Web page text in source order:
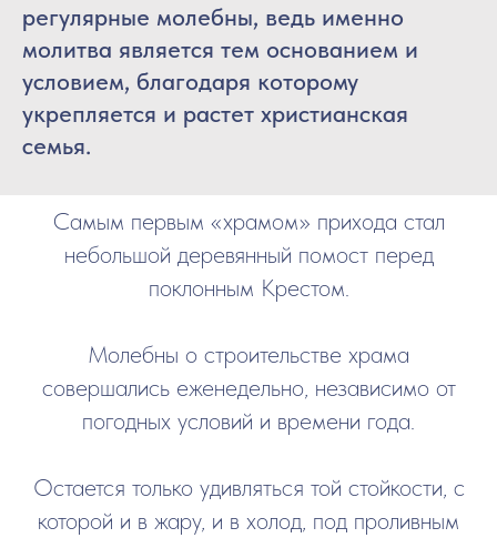
регулярные молебны, ведь именно
молитва является тем основанием и
условием, благодаря которому
укрепляется и растет христианская
семья.
Самым первым «храмом» прихода стал
небольшой деревянный помост перед
поклонным Крестом.
Молебны о строительстве храма
совершались еженедельно, независимо от
погодных условий и времени года.
Остается только удивляться той стойкости, с
которой и в жару, и в холод, под проливным